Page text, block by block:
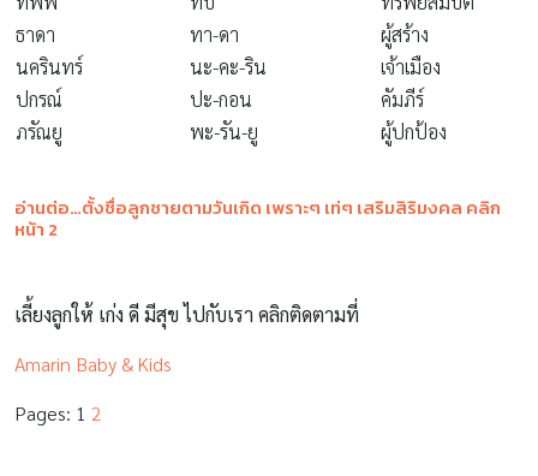
ธาดา
ทา-ดา
ผู้สร้าง
นครินทร์
นะ-คะ-ริน
เจ้าเมือง
ปกรณ์
ปะ-กอน
คัมภีร์
ภรัณยู
พะ-รัน-ยู ผู้ปกป้อง
อ่านต่อ…ตั้งชื่อลูกชายตามวันเกิด เพราะๆ เท่ๆ เสริมสิริมงคล คลิก
หน้า 2
เลี้ยงลูกให้ เก่ง ดี มีสุข ไปกับเรา คลิกติดตามที่
Amarin Baby & Kids
Pages: 1 2